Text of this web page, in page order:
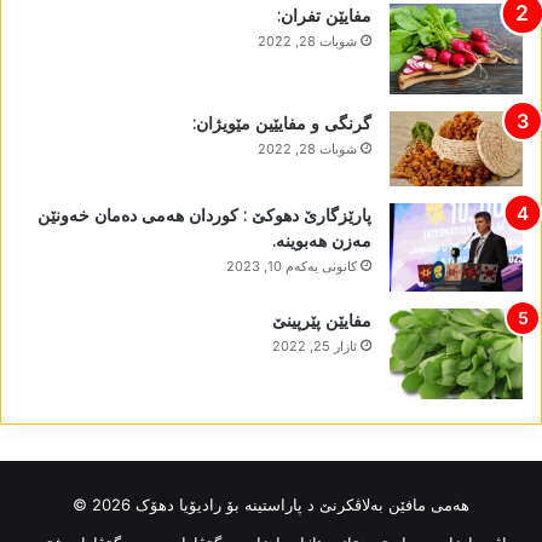
مفایێن تفران:
شوبات 28, 2022
گرنگی و مفایێین مێویژان:
شوبات 28, 2022
پارێزگارێ دھوکێ : کوردان ھەمی دەمان خەونێن
مەزن ھەبوینە.
كانونی یه‌كه‌م 10, 2023
مفایێن پێرپینێ
ئازار 25, 2022
ھەمی مافێن بەلاڤکرنێ د پاراستینە بۆ رادیۆیا دھۆک 2026 ©